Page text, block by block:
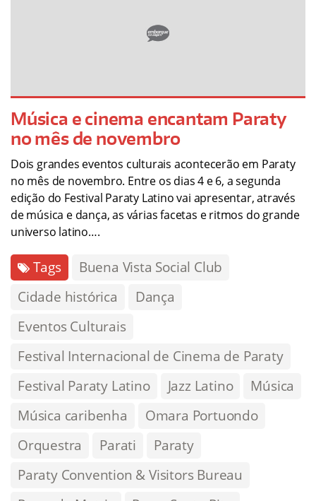
Música e cinema encantam Paraty
no mês de novembro
Dois grandes eventos culturais acontecerão em Paraty
no mês de novembro. Entre os dias 4 e 6, a segunda
edição do Festival Paraty Latino vai apresentar, através
de música e dança, as várias facetas e ritmos do grande
universo latino….
Tags
Buena Vista Social Club
Cidade histórica
Dança
Eventos Culturais
Festival Internacional de Cinema de Paraty
Festival Paraty Latino
Jazz Latino
Música
Música caribenha
Omara Portuondo
Orquestra
Parati
Paraty
Paraty Convention & Visitors Bureau